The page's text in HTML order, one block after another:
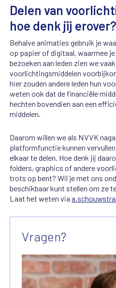
Delen van
hoe denk jij erover?
Behalve animaties gebruik je
op papier of digitaal, waarmee
bezoeken aan leden zien we
voorlichtingsmiddelen
hier zouden andere leden hun
weten ook dat de financiële
hechten bovendien aan een
middelen.
Daarom willen we als NVVK
platformfunctie kunnen
elkaar te delen. Hoe denk jij
folders, graphics of andere
trots op bent? Wil je met ons
beschikbaar kunt stellen om ze
Laat het weten via
Vragen?